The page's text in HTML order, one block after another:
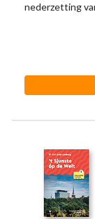
nederzetting